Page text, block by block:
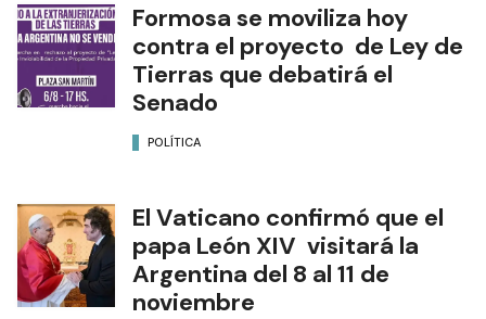
Formosa se moviliza hoy
contra el proyecto de Ley de
Tierras que debatirá el
Senado
POLÍTICA
El Vaticano confirmó que el
papa León XIV visitará la
Argentina del 8 al 11 de
noviembre